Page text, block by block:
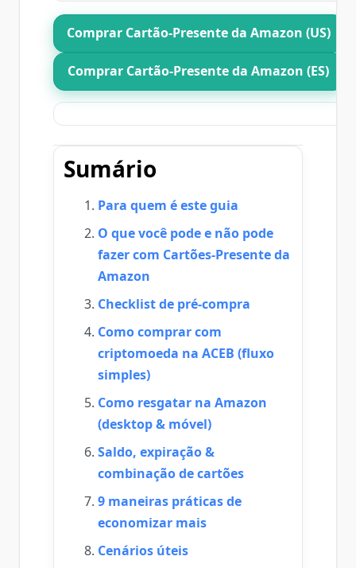
Comprar Cartão-Presente da Amazon (US)
Comprar Cartão-Presente da Amazon (ES)
Sumário
Para quem é este guia
O que você pode e não pode
fazer com Cartões-Presente da
Amazon
Checklist de pré-compra
Como comprar com
criptomoeda na ACEB (fluxo
simples)
Como resgatar na Amazon
(desktop & móvel)
Saldo, expiração &
combinação de cartões
9 maneiras práticas de
economizar mais
Cenários úteis